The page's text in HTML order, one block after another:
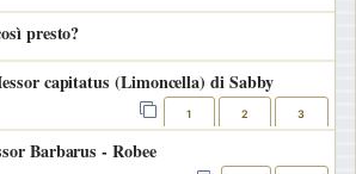
presto?
capitatus (Limoncella) di Sabby
1 2 3
Barbarus - Robee